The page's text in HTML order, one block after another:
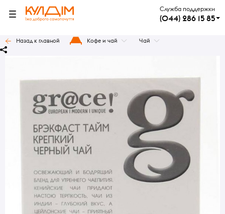
Служба поддержки
(044) 286 15 85
Назад к главной Кофе и чай Чай